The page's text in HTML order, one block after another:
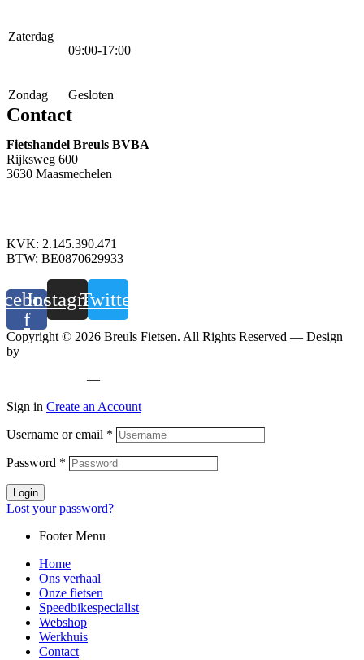
Zaterdag
09:00-17:00
Zondag Gesloten
Contact
Fietshandel Breuls BVBA
Rijksweg 600
3630 Maasmechelen
KVK: 2.145.390.471
BTW: BE0870629933
f
Instagram
Twitter
Copyright © 2026 Breuls Fietsen. All Rights Reserved — Design
by
—
Sign in Create an Account
Username or email *
Password *
Login
Lost your password?
Footer Menu
Home
Ons verhaal
Onze fietsen
Speedbikespecialist
Webshop
Werkhuis
Contact